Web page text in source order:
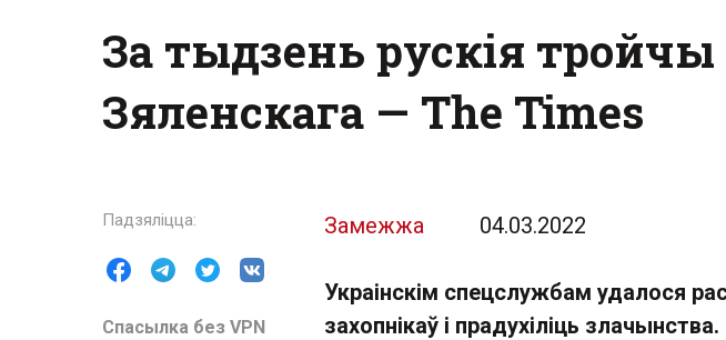
За тыдзень рускія тройчы
Зяленскага — The Times
Спасылка без VPN
Замежжа 04.03.2022
Украінскім спецслужбам удалося
захопнікаў і прадухіліць злачынства.